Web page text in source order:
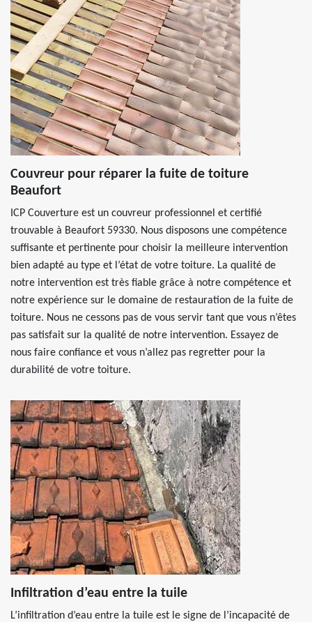
Couvreur pour réparer la fuite de toiture
Beaufort
ICP Couverture est un couvreur professionnel et certifié
trouvable à Beaufort 59330. Nous disposons une compétence
suffisante et pertinente pour choisir la meilleure intervention
bien adapté au type et l’état de votre toiture. La qualité de
notre intervention est très fiable grâce à notre compétence et
notre expérience sur le domaine de restauration de la fuite de
toiture. Nous ne cessons pas de vous servir tant que vous n’êtes
pas satisfait sur la qualité de notre intervention. Essayez de
nous faire confiance et vous n’allez pas regretter pour la
durabilité de votre toiture.
Infiltration d’eau entre la tuile
L’infiltration d’eau entre la tuile est le signe de l’incapacité de